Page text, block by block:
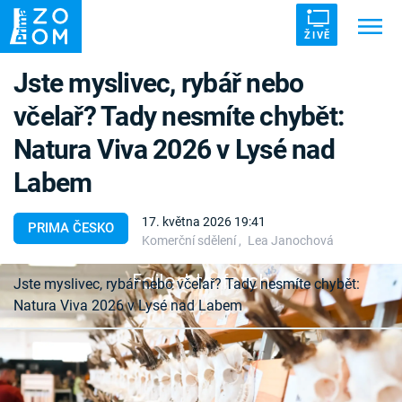
ŽIVĚ
Trendy: ZRÁDCI UFO DRUHÁ SVĚTOVÁ VÁLKA
ZÁHADY VETŘELCI DÁVNOVĚKU
Témata
Témata
Pořady
TV Program
PRIMA ČESKO
17. května 2026 19:41
Komerční sdělení , Lea Janochová
Jste myslivec, rybář nebo
včelař? Tady nesmíte chybět:
Natura Viva 2026 v Lysé nad
Labem
Failed to fetch
Jste myslivec, rybář nebo včelař? Tady nesmíte chybět:
Natura Viva 2026 v Lysé nad Labem
Jste rybář, myslivec, včelař nebo milovník pobytu
v přírodě? Zapište si do kalendáře termín 21. - 24.